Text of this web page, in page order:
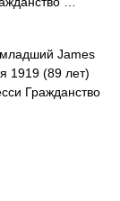
James
1919 (89 лет)
Гражданство